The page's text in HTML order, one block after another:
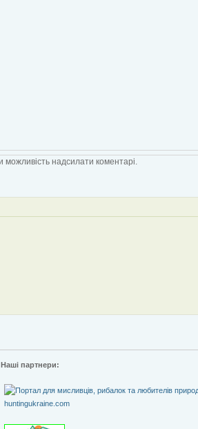
можливість надсилати коментарі.
Наші партнери: